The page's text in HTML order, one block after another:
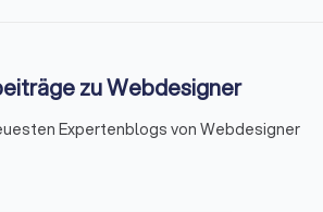
zu Webdesigner
Expertenblogs von Webdesigner